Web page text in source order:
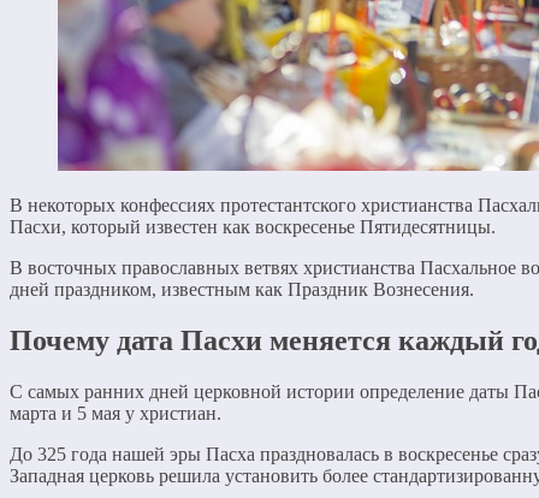
В некоторых конфессиях протестантского христианства
Пасхи, который известен как воскресенье Пятидесятницы.
В восточных православных ветвях христианства Пасхальное
дней праздником, известным как Праздник Вознесения.
Почему дата Пасхи меняется каждый
С самых ранних дней церковной истории определение даты
марта и 5 мая у христиан.
До 325 года нашей эры Пасха праздновалась в воскресенье
Западная церковь решила установить более